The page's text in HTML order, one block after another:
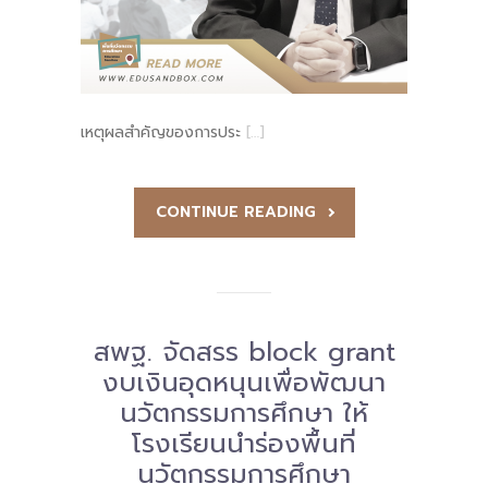
เหตุผลสำคัญของการประ […]
CONTINUE READING
สพฐ. จัดสรร block grant
งบเงินอุดหนุนเพื่อพัฒนา
นวัตกรรมการศึกษา ให้
โรงเรียนนำร่องพื้นที่
นวัตกรรมการศึกษา